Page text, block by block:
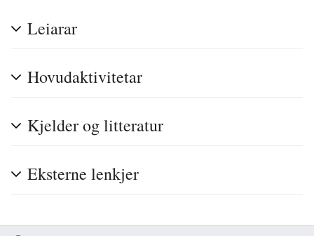
Leiarar
Hovudaktivitetar
Kjelder og litteratur
Eksterne lenkjer